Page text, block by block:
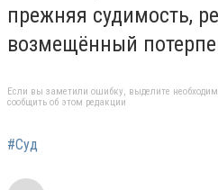
прежняя судимость,
возмещённый
Если вы заметили ошибку, выделите
сообщить об этом редакции
#Суд